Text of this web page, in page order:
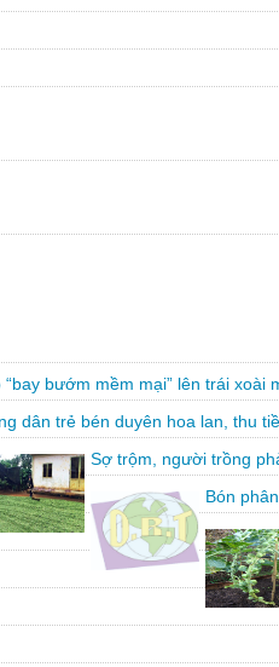
bướm mềm mại” lên trái xoài
dân trẻ bén duyên hoa lan, thu
Sợ trộm, người trồng
Bón